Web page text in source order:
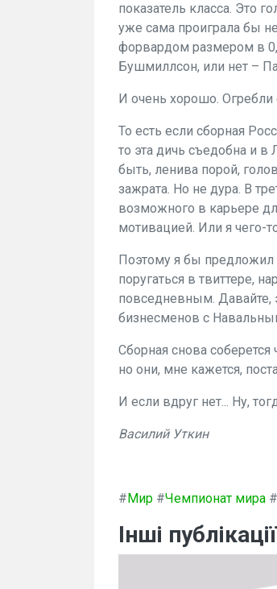
показатель класса. Это
уже сама проиграла бы
форвардом размером в
Бушмиллсон, или нет –
И очень хорошо. Огребли
То есть если сборная
то эта дичь съедобна и
быть, ленива порой,
зажрата. Но не дура. В
возможного в карьере
мотивацией. Или я чего-
Поэтому я бы предложил
поругаться в твиттере,
повседневным. Давайте,
бизнесменов с
Сборная снова
но они, мне кажется,
И если вдруг нет... Ну,
Василий Уткин
#Мир #Чемпионат мира #
Інші публікації